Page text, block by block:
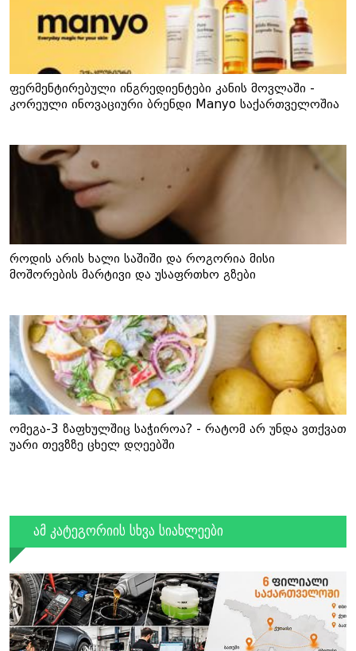
ფერმენტირებული ინგრედიენტები კანის მოვლაში -
კორეული ინოვაციური ბრენდი Manyo საქართველოშია
როდის არის ხალი საშიში და როგორია მისი
მოშორების მარტივი და უსაფრთხო გზები
ომეგა-3 ზაფხულშიც საჭიროა? - რატომ არ უნდა ვთქვათ
უარი თევზზე ცხელ დღეებში
ამ კატეგორიის სხვა სიახლეები